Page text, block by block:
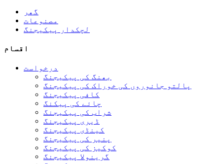
گھر
مصنوعات
لچکدار پیکیجنگ
اقسام
درخواست
بھنگ کی پیکیجنگ
پالتو جانوروں کی خوراک کی پیکیجنگ
کافی پیکیجنگ
چائے کی پیکنگ
شراب کی پیکیجنگ
ڈیری پیکیجنگ
کینڈی پیکیجنگ
پنیر کی پیکیجنگ
کوکیز کی پیکیجنگ
گرینولا پیکیجنگ